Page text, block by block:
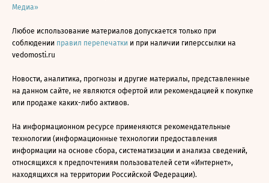
Медиа»
Любое использование материалов допускается только при
соблюдении правил перепечатки и при наличии гиперссылки на
vedomosti.ru
Новости, аналитика, прогнозы и другие материалы, представленные
на данном сайте, не являются офертой или рекомендацией к покупке
или продаже каких-либо активов.
На информационном ресурсе применяются рекомендательные
технологии (информационные технологии предоставления
информации на основе сбора, систематизации и анализа сведений,
относящихся к предпочтениям пользователей сети «Интернет»,
находящихся на территории Российской Федерации).